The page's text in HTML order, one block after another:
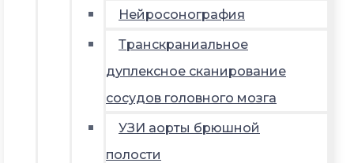
Нейросонография
Транскраниальное
дуплексное сканирование
сосудов головного мозга
УЗИ аорты брюшной
полости